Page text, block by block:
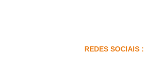
REDES SOCIAIS :